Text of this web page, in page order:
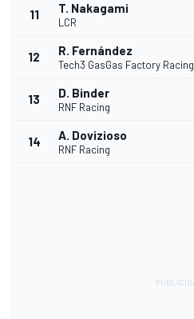
11 T. Nakagami
LCR
12 R. Fernández
Tech3 GasGas Factory Racing
13 D. Binder
RNF Racing
14 A. Dovizioso
RNF Racing